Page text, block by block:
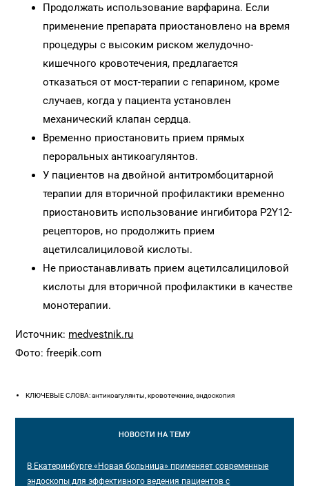
Продолжать использование варфарина. Если
применение препарата приостановлено на время
процедуры с высоким риском желудочно-
кишечного кровотечения, предлагается
отказаться от мост-терапии с гепарином, кроме
случаев, когда у пациента установлен
механический клапан сердца.
Временно приостановить прием прямых
пероральных антикоагулянтов.
У пациентов на двойной антитромбоцитарной
терапии для вторичной профилактики временно
приостановить использование ингибитора P2Y12-
рецепторов, но продолжить прием
ацетилсалициловой кислоты.
Не приостанавливать прием ацетилсалициловой
кислоты для вторичной профилактики в качестве
монотерапии.
Источник: medvestnik.ru
Фото: freepik.com
КЛЮЧЕВЫЕ СЛОВА: антикоагулянты, кровотечение, эндоскопия
НОВОСТИ НА ТЕМУ
В Екатеринбурге «Новая больница» применяет современные
эндоскопы для эффективного ведения пациентов с